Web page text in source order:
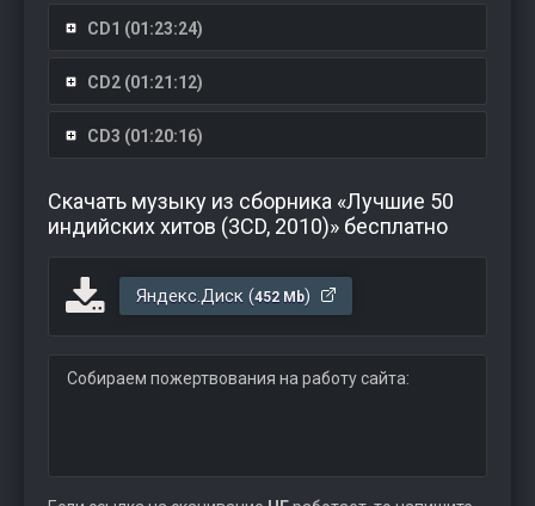
CD1 (01:23:24)
CD2 (01:21:12)
CD3 (01:20:16)
Скачать музыку из сборника «Лучшие 50
индийских хитов (3CD, 2010)» бесплатно
Яндекс.Диск (452 Mb)
Собираем пожертвования на работу сайта: